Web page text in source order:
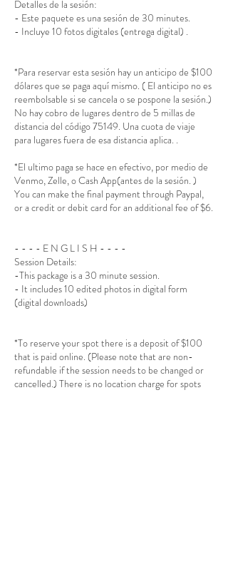
Detalles de la sesión:
- Este paquete es una sesión de 30 minutes.
- Incluye 10 fotos digitales (entrega digital) .
*Para reservar esta sesión hay un anticipo de $100
dólares que se paga aquí mismo. ( El anticipo no es
reembolsable si se cancela o se pospone la sesión.)
No hay cobro de lugares dentro de 5 millas de
distancia del código 75149. Una cuota de viaje
para lugares fuera de esa distancia aplica. .
*El ultimo paga se hace en efectivo, por medio de
Venmo, Zelle, o Cash App(antes de la sesión. )
You can make the final payment through Paypal,
or a credit or debit card for an additional fee of $6.
- - - - E N G L I S H - - - -
Session Details:
-This package is a 30 minute session.
- It includes 10 edited photos in digital form
(digital downloads)
*To reserve your spot there is a deposit of $100
that is paid online. (Please note that are non-
refundable if the session needs to be changed or
cancelled.) There is no location charge for spots